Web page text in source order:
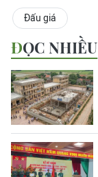
Đấu giá
ĐỌC NHIỀU